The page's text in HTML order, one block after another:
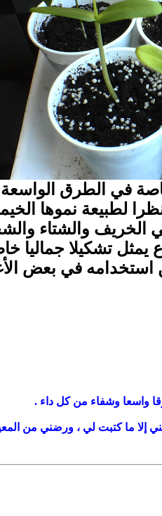
في الطرق
لطبيعة نموها
والشتاء
يمثل تشكيلا
استخدامه في بعض
واسعا وشفاء من كل داء .
إلا ما كتبت لي ، ورضني من